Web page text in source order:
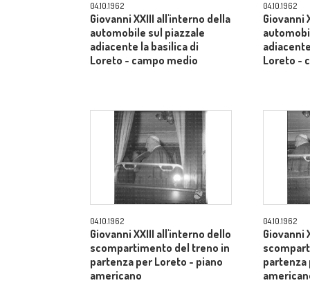
04.10.1962
Giovanni XXIII all'interno della
automobile sul piazzale
adiacente la basilica di
Loreto - campo medio
04.10.1962
Giovanni
Loreto -
04.10.1962
Giovanni XXIII all'interno dello
scompartimento del treno in
partenza per Loreto - piano
americano
04.10.1962
Giovanni
partenza